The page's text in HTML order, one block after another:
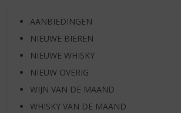
AANBIEDINGEN
NIEUWE BIEREN
NIEUWE WHISKY
NIEUW OVERIG
WIJN VAN DE MAAND
WHISKY VAN DE MAAND